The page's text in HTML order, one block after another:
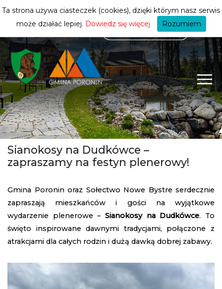
mieszkańca
Sianokosy na Dudkówce –
zapraszamy na festyn plenerowy!
Gmina Poronin oraz Sołectwo Nowe Bystre serdecznie
zapraszają mieszkańców i gości na wyjątkowe
wydarzenie plenerowe – Sianokosy na Dudkówce. To
święto inspirowane dawnymi tradycjami, połączone z
atrakcjami dla całych rodzin i dużą dawką dobrej zabawy.
Ta strona używa ciasteczek (cookies), dzięki którym nasz serwis
może działać lepiej. Dowiedz się więcej Rozumiem